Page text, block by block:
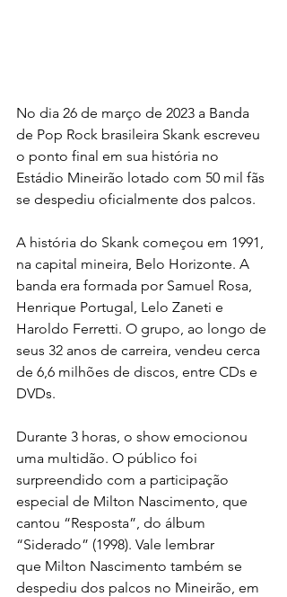
No dia 26 de março de 2023 a Banda
de Pop Rock brasileira Skank escreveu
o ponto final em sua história no
Estádio Mineirão lotado com 50 mil fãs
se despediu oficialmente dos palcos.
A história do Skank começou em 1991,
na capital mineira, Belo Horizonte. A
banda era formada por Samuel Rosa,
Henrique Portugal, Lelo Zaneti e
Haroldo Ferretti. O grupo, ao longo de
seus 32 anos de carreira, vendeu cerca
de 6,6 milhões de discos, entre CDs e
DVDs.
Durante 3 horas, o show emocionou
uma multidão. O público foi
surpreendido com a participação
especial de Milton Nascimento, que
cantou “Resposta”, do álbum
“Siderado” (1998). Vale lembrar
que Milton Nascimento também se
despediu dos palcos no Mineirão, em